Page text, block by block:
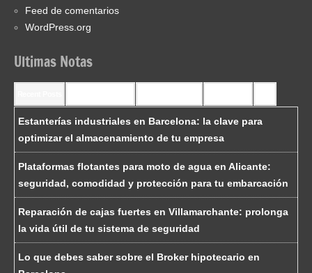
Feed de comentarios
WordPress.org
Ultimas Notas
Estanterías industriales en Barcelona: la clave para
optimizar el almacenamiento de tu empresa
Plataformas flotantes para moto de agua en Alicante:
seguridad, comodidad y protección para tu embarcación
Reparación de cajas fuertes en Villamarchante: prolonga
la vida útil de tu sistema de seguridad
Lo que debes saber sobre el Broker hipotecario en